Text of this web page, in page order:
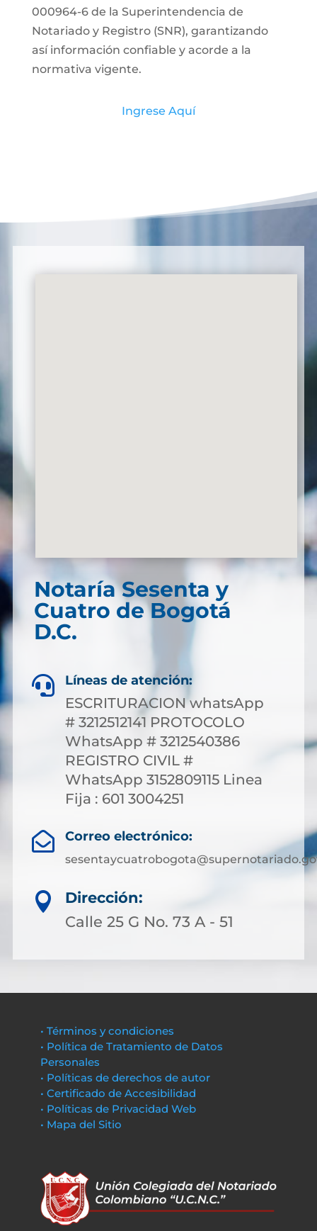
000964-6 de la Superintendencia de
Notariado y Registro (SNR), garantizando
así información confiable y acorde a la
normativa vigente.
Ingrese Aquí
Notaría Sesenta y
Cuatro de Bogotá
D.C.
 Líneas de atención:
ESCRITURACION whatsApp
# 3212512141 PROTOCOLO
WhatsApp # 3212540386
REGISTRO CIVIL #
WhatsApp 3152809115 Linea
Fija : 601 3004251
 Correo electrónico:

Dirección:
Calle 25 G No. 73 A - 51
• Términos y condiciones
• Política de Tratamiento de Datos
Personales
• Políticas de derechos de autor
• Certificado de Accesibilidad
• Políticas de Privacidad Web
• Mapa del Sitio